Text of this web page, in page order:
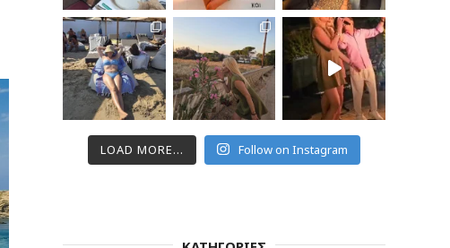
LOAD MORE... Follow on Instagram